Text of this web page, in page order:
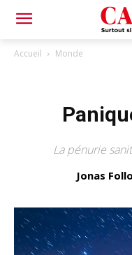
Accueil Monde
La pénurie
Jonas